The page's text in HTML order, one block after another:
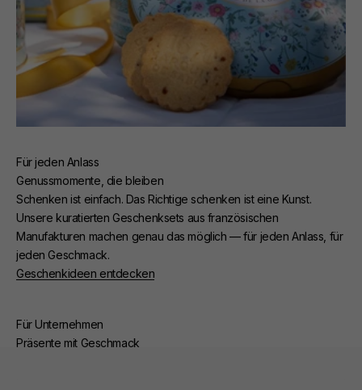
Für jeden Anlass
Genussmomente, die bleiben
Schenken ist einfach. Das Richtige schenken ist eine Kunst.
Unsere kuratierten Geschenksets aus französischen
Manufakturen machen genau das möglich — für jeden Anlass, für
jeden Geschmack.
Geschenkideen entdecken
Für Unternehmen
Präsente mit Geschmack